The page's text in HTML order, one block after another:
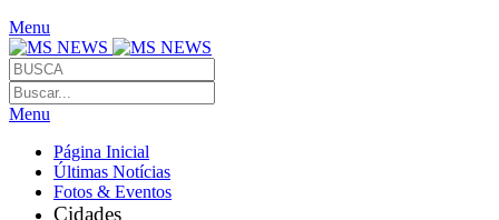
Menu
Menu
Página Inicial
Últimas Notícias
Fotos & Eventos
Cidades